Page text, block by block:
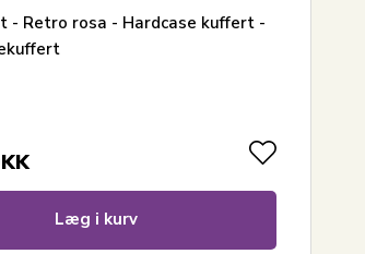
- Retro rosa - Hardcase kuffert -
Læg i kurv